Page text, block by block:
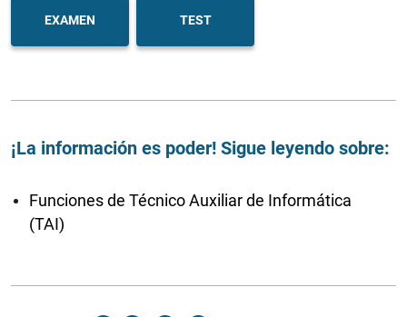
EXAMEN TEST
¡La información es poder! Sigue leyendo sobre:
Funciones de Técnico Auxiliar de Informática
(TAI)